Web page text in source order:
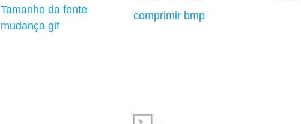
Tamanho da fonte
mudança gif
comprimir bmp